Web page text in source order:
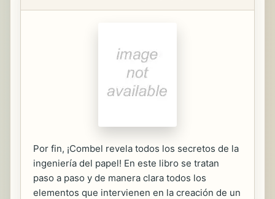
Por fin, ¡Combel revela todos los secretos de la
ingeniería del papel! En este libro se tratan
paso a paso y de manera clara todos los
elementos que intervienen en la creación de un